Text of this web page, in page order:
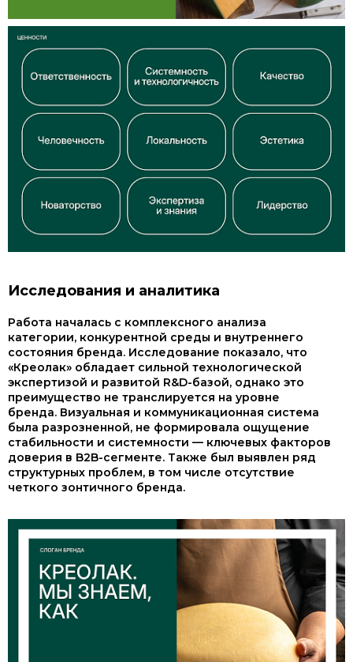
Исследования и аналитика
Работа началась с комплексного анализа
категории, конкурентной среды и внутреннего
состояния бренда. Исследование показало, что
«Креолак» обладает сильной технологической
экспертизой и развитой R&D-базой, однако это
преимущество не транслируется на уровне
бренда. Визуальная и коммуникационная система
была разрозненной, не формировала ощущение
стабильности и системности — ключевых факторов
доверия в B2B-сегменте. Также был выявлен ряд
структурных проблем, в том числе отсутствие
четкого зонтичного бренда.